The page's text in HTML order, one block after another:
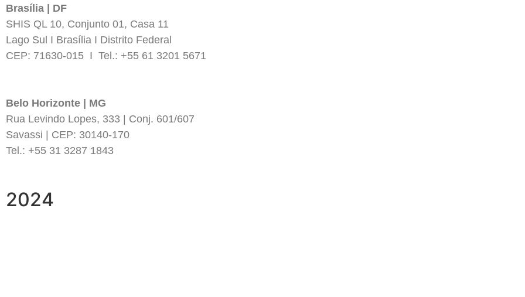
Brasília | DF
SHIS QL 10, Conjunto 01, Casa 11
Lago Sul I Brasília I Distrito Federal
CEP: 71630-015 I Tel.: +55 61 3201 5671
Belo Horizonte | MG
Rua Levindo Lopes, 333 | Conj. 601/607
Savassi | CEP: 30140-170
Tel.: +55 31 3287 1843
2024